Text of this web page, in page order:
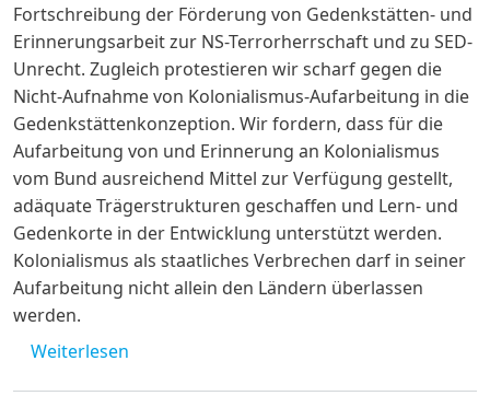
Fortschreibung der Förderung von Gedenkstätten- und
Erinnerungsarbeit zur NS-Terrorherrschaft und zu SED-
Unrecht. Zugleich protestieren wir scharf gegen die
Nicht-Aufnahme von Kolonialismus-Aufarbeitung in die
Gedenkstättenkonzeption. Wir fordern, dass für die
Aufarbeitung von und Erinnerung an Kolonialismus
vom Bund ausreichend Mittel zur Verfügung gestellt,
adäquate Trägerstrukturen geschaffen und Lern- und
Gedenkorte in der Entwicklung unterstützt werden.
Kolonialismus als staatliches Verbrechen darf in seiner
Aufarbeitung nicht allein den Ländern überlassen
werden.
Weiterlesen